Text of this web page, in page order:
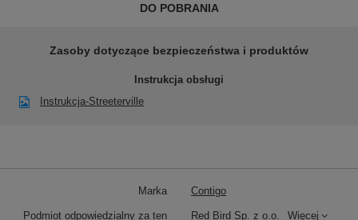
DO POBRANIA
Zasoby dotyczące bezpieczeństwa i produktów
Instrukcja obsługi
Instrukcja-Streeterville
Marka Contigo
Podmiot odpowiedzialny za ten Red Bird Sp. z o.o. Więcej